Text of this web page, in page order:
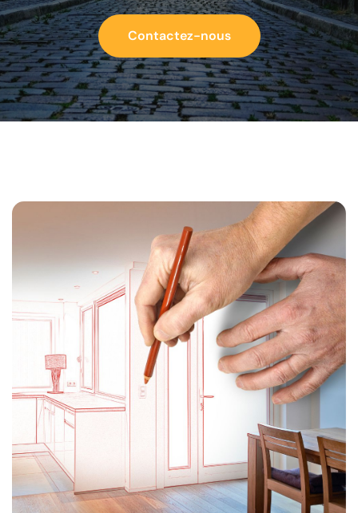
Contactez-nous